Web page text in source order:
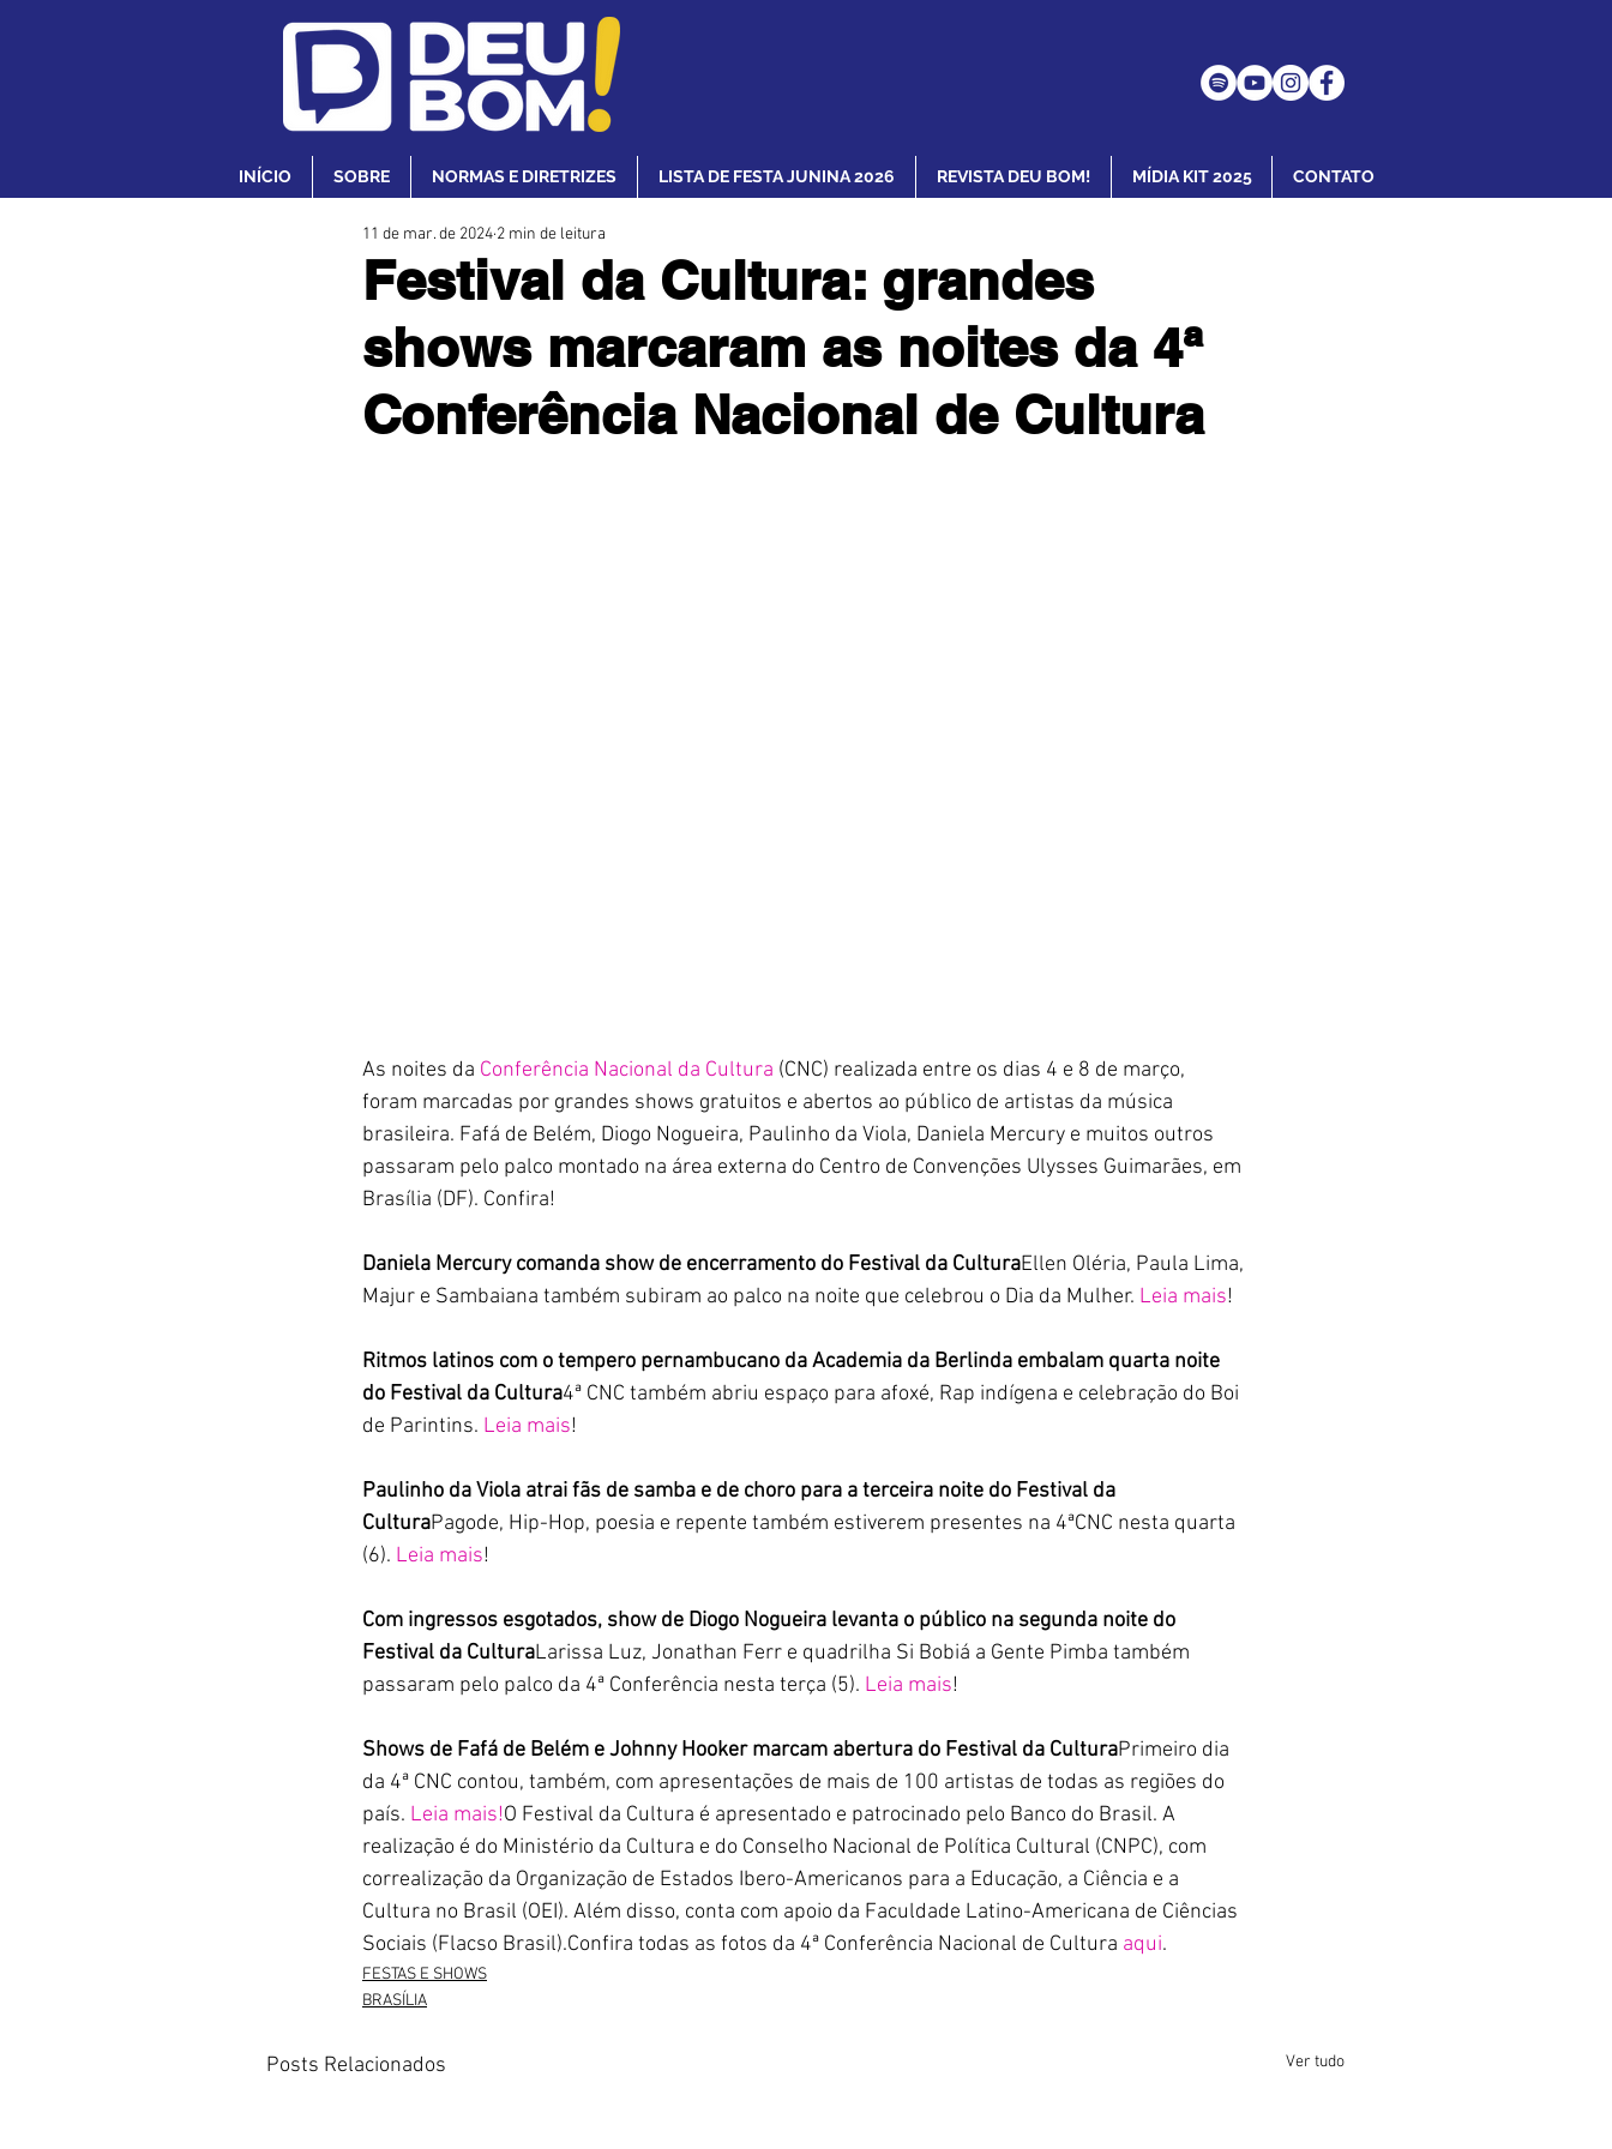
INÍCIO SOBRE NORMAS E DIRETRIZES LISTA DE FESTA JUNINA 2026 REVISTA DEU BOM! MÍDIA KIT 2025 CONTATO
Festival da Cultura: grandes
shows marcaram as noites da 4ª
Conferência Nacional de Cultura
11 de mar. de 2024 2 min de leitura
As noites da Conferência Nacional da Cultura (CNC) realizada entre os dias 4 e 8 de março,
foram marcadas por grandes shows gratuitos e abertos ao público de artistas da música
brasileira. Fafá de Belém, Diogo Nogueira, Paulinho da Viola, Daniela Mercury e muitos outros
passaram pelo palco montado na área externa do Centro de Convenções Ulysses Guimarães, em
Brasília (DF). Confira!
Daniela Mercury comanda show de encerramento do Festival da CulturaEllen Oléria, Paula Lima,
Majur e Sambaiana também subiram ao palco na noite que celebrou o Dia da Mulher. Leia mais!
Ritmos latinos com o tempero pernambucano da Academia da Berlinda embalam quarta noite
do Festival da Cultura4ª CNC também abriu espaço para afoxé, Rap indígena e celebração do Boi
de Parintins. Leia mais!
Paulinho da Viola atrai fãs de samba e de choro para a terceira noite do Festival da
CulturaPagode, Hip-Hop, poesia e repente também estiverem presentes na 4ªCNC nesta quarta
(6). Leia mais!
Com ingressos esgotados, show de Diogo Nogueira levanta o público na segunda noite do
Festival da CulturaLarissa Luz, Jonathan Ferr e quadrilha Si Bobiá a Gente Pimba também
passaram pelo palco da 4ª Conferência nesta terça (5). Leia mais!
Shows de Fafá de Belém e Johnny Hooker marcam abertura do Festival da CulturaPrimeiro dia
da 4ª CNC contou, também, com apresentações de mais de 100 artistas de todas as regiões do
país. Leia mais!O Festival da Cultura é apresentado e patrocinado pelo Banco do Brasil. A
realização é do Ministério da Cultura e do Conselho Nacional de Política Cultural (CNPC), com
correalização da Organização de Estados Ibero-Americanos para a Educação, a Ciência e a
Cultura no Brasil (OEI). Além disso, conta com apoio da Faculdade Latino-Americana de Ciências
Sociais (Flacso Brasil).Confira todas as fotos da 4ª Conferência Nacional de Cultura aqui.
FESTAS E SHOWS
BRASÍLIA
Posts Relacionados Ver tudo